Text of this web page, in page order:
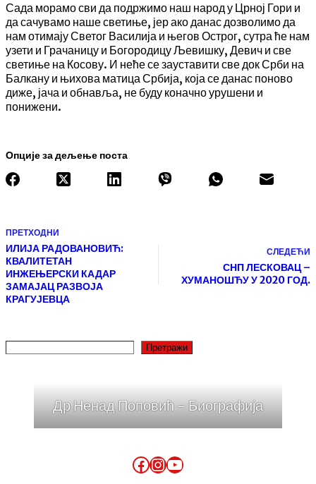
Сада морамо сви да подржимо наш народ у Црној Гори и
да сачувамо наше светиње, јер ако данас дозволимо да
нам отимају Светог Василија и његов Острог, сутра ће нам
узети и Грачаницу и Богородицу Љевишку, Девич и све
светиње на Косову. И неће се зауставити све док Срби на
Балкану и њихова матица Србија, која се данас поново
диже, јача и обнавља, не буду коначно урушени и
понижени.
Опције за дељење поста
ПРЕТХОДНИ
ИЛИЈА РАДОВАНОВИЋ:
КВАЛИТЕТАН
ИНЖЕЊЕРСКИ КАДАР
ЗАМАЈАЦ РАЗВОЈА
КРАГУЈЕВЦА
СЛЕДЕЋИ
СНП ЛЕСКОВАЦ –
ХУМАНОШЋУ У 2020 ГОД.
Претражи
Др Ненад Поповић - Биографија